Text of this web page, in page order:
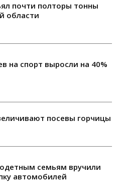
почти полторы тонны
области
на спорт выросли на 40%
посевы горчицы
семьям вручили
автомобилей